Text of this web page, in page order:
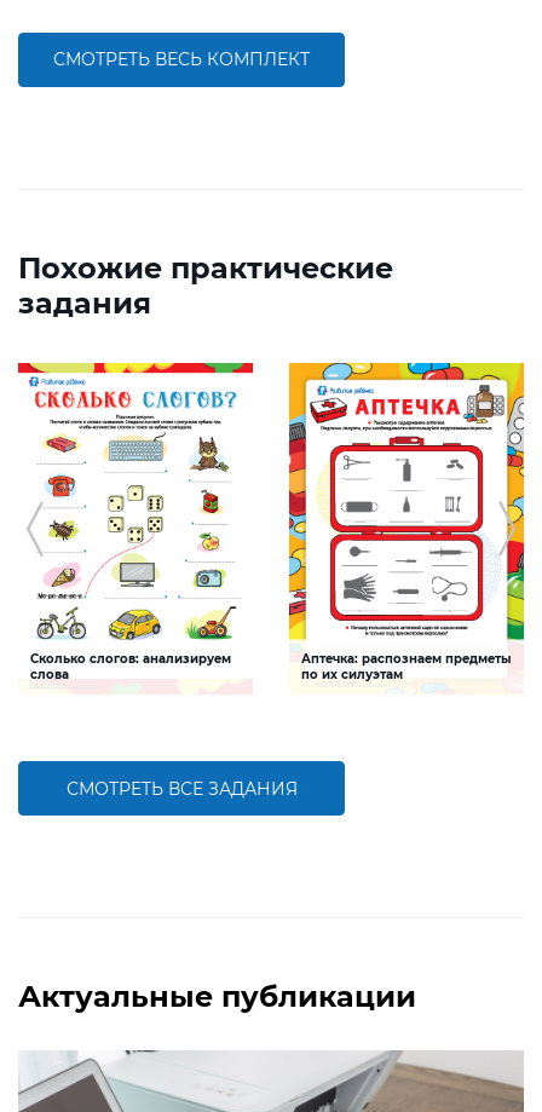
СМОТРЕТЬ ВЕСЬ КОМПЛЕКТ
Похожие практические
задания
Сколько слогов: анализируем
слова
Аптечка: распознаем предметы
по их силуэтам
СМОТРЕТЬ ВСЕ ЗАДАНИЯ
Актуальные публикации